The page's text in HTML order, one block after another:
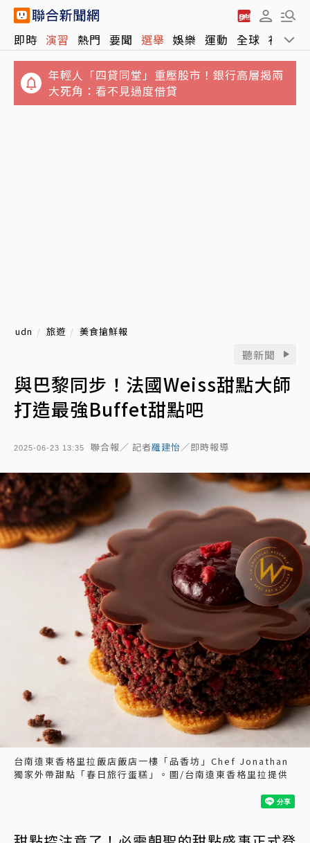
即時 演習 熱門 要聞 選舉 娛樂 運動 全球 社會
大死角：看不見過度借貸
都是台股惹的禍？兆基事件敲響2警鐘 中小企
udn 旅遊 美食搶鮮報
聽新聞
與巴黎同步！法國Weiss甜點大師
打造最強Buffet甜點吧
2025-06-23 13:35 聯合報／ 記者羅建怡／即時報導
台南遠東香格里拉飯店飯店一樓「品香坊」Chef Jonathan
獨家外帶甜點「春日旅行蛋糕」。圖/台南遠東香格里拉提供